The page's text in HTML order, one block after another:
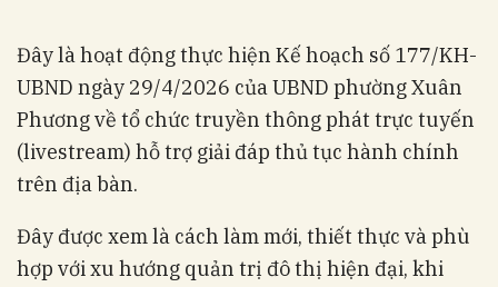
Đây là hoạt động thực hiện Kế hoạch số 177/KH-
UBND ngày 29/4/2026 của UBND phường Xuân
Phương về tổ chức truyền thông phát trực tuyến
(livestream) hỗ trợ giải đáp thủ tục hành chính
trên địa bàn.
Đây được xem là cách làm mới, thiết thực và phù
hợp với xu hướng quản trị đô thị hiện đại, khi